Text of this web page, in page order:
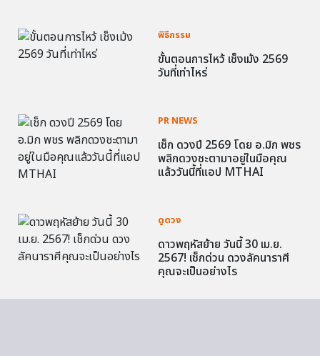
พิธีกรรม
ขั้นตอนการไหว้ เช็งเม้ง 2569
วันที่เท่าไหร่
PR NEWS
เช็ก ดวงปี 2569 โดย อ.มิก พชร
พลิกดวงชะตามาอยู่ในมือคุณ
แล้ววันนี้ที่แอป MTHAI
ดูดวง
ดาวพฤหัสย้าย วันนี้ 30 เม.ย.
2567! เช็กด่วน ดวงลัคนาราศี
คุณจะเป็นอย่างไร